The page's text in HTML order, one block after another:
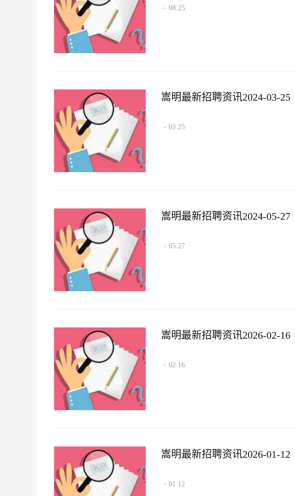
· 08.25
嵩明最新招聘资讯2024-03-25
· 03.25
嵩明最新招聘资讯2024-05-27
· 05.27
嵩明最新招聘资讯2026-02-16
· 02.16
嵩明最新招聘资讯2026-01-12
· 01.12